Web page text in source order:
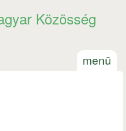
Közösség
menü